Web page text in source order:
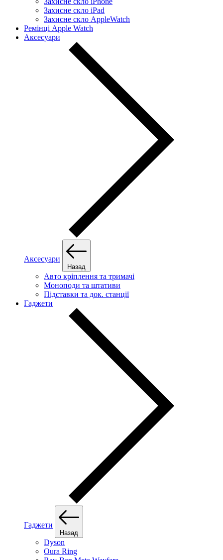
Захисне скло iPad
Захисне скло AppleWatch
Ремінці Apple Watch
Аксесуари
Аксесуари
Назад
Авто кріплення та тримачі
Моноподи та штативи
Підставки та док. станції
Гаджети
Гаджети
Назад
Dyson
Oura Ring